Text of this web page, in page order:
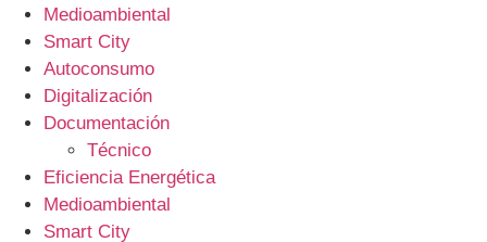
Medioambiental
Smart City
Autoconsumo
Digitalización
Documentación
Técnico
Eficiencia Energética
Medioambiental
Smart City